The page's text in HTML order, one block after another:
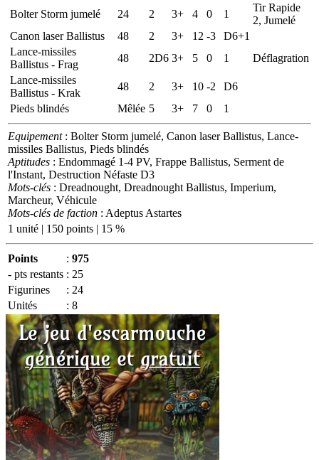
Bolter Storm jumelé
24 2 3+ 4 0 1
Tir Rapide
2, Jumelé
Canon laser Ballistus
48 2 3+ 12 -3
D6+1
Lance-missiles
Ballistus - Frag
48 2D6 3+ 5 0 1
Déflagration
Lance-missiles
Ballistus - Krak
48 2 3+ 10 -2
D6
Pieds blindés
Mêlée 5 3+ 7 0 1
Equipement: Bolter Storm jumelé, Canon laser Ballistus, Lance-
missiles Ballistus, Pieds blindés
Aptitudes : Endommagé 1-4 PV, Frappe Ballistus, Serment de
l'Instant, Destruction Néfaste D3
Mots-clés : Dreadnought, Dreadnought Ballistus, Imperium,
Marcheur, Véhicule
Mots-clés de faction : Adeptus Astartes
1 unité | 150 points | 15 %
Points : 975
- pts restants : 25
Figurines
: 24
Unités
: 8